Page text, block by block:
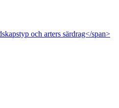
och arters särdrag</span>